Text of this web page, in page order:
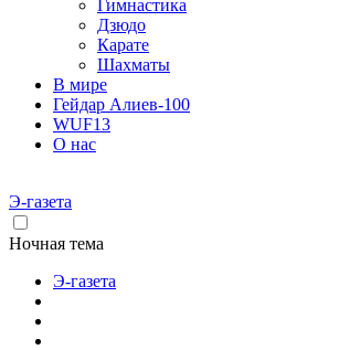
Гимнастика
Дзюдо
Карате
Шахматы
В мире
Гейдар Алиев-100
WUF13
О нас
Э-газета
Ночная тема
Э-газета